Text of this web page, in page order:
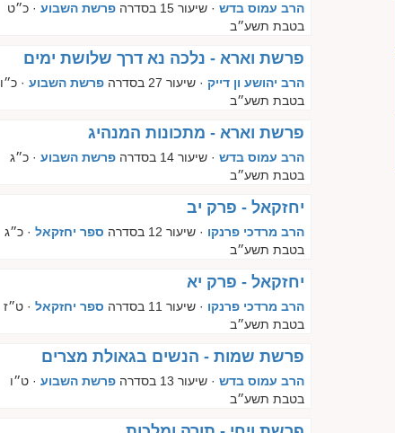
הרב עמוס בדש · שיעור 15 בסדרה פרשת השבוע · כ״ט
בטבת תשע״ב
פרשת וארא - נלכה נא דרך שלושת ימים
הרב יהושע ון דייק · שיעור 27 בסדרה פרשת השבוע · כ״ו
בטבת תשע״ב
פרשת וארא - מתכונות המנהיג
הרב עמוס בדש · שיעור 14 בסדרה פרשת השבוע · כ״ג
בטבת תשע״ב
יחזקאל - פרק יב
הרב מרדכי פרנקו · שיעור 12 בסדרה ספר יחזקאל · כ״ג
בטבת תשע״ב
יחזקאל - פרק יא
הרב מרדכי פרנקו · שיעור 11 בסדרה ספר יחזקאל · ט״ז
בטבת תשע״ב
פרשת שמות - הנשים בגאולת מצרים
הרב עמוס בדש · שיעור 13 בסדרה פרשת השבוע · ט״ו
בטבת תשע״ב